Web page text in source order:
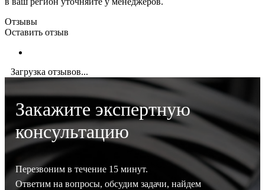
Отзывы
Оставить отзыв
Загрузка отзывов...
Закажите экспертную
консультацию
Перезвоним в течение 15 минут.
Ответим на вопросы, обсудим задачи, найдем